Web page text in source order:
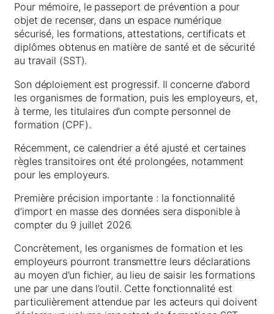
Pour mémoire, le passeport de prévention a pour
objet de recenser, dans un espace numérique
sécurisé, les formations, attestations, certificats et
diplômes obtenus en matière de santé et de sécurité
au travail (SST).
Son déploiement est progressif. Il concerne d’abord
les organismes de formation, puis les employeurs, et,
à terme, les titulaires d’un compte personnel de
formation (CPF).
Récemment, ce calendrier a été ajusté et certaines
règles transitoires ont été prolongées, notamment
pour les employeurs.
Première précision importante : la fonctionnalité
d’import en masse des données sera disponible à
compter du 9 juillet 2026.
Concrètement, les organismes de formation et les
employeurs pourront transmettre leurs déclarations
au moyen d’un fichier, au lieu de saisir les formations
une par une dans l’outil. Cette fonctionnalité est
particulièrement attendue par les acteurs qui doivent